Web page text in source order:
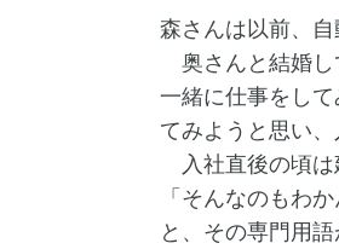
森さんは以前、
奥さんと結婚し
一緒に仕事をし
てみようと思い、
入社直後の頃は
「そんなのもわ
と、その専門用